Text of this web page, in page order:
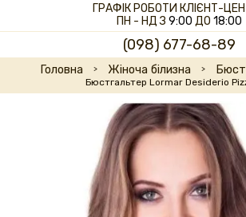
ГРАФІК РОБОТИ КЛІЄНТ-
ПН - НД З 9:00 ДО 18:00
(098) 677-68-89
Головна Жіноча білизна
Бюстгальтер Lormar Desiderio